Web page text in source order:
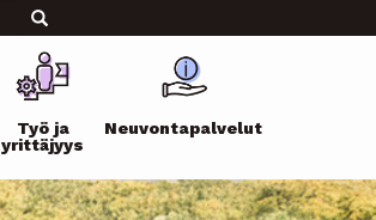
Etsi
Työ ja
yrittäjyys
Neuvontapalvelut